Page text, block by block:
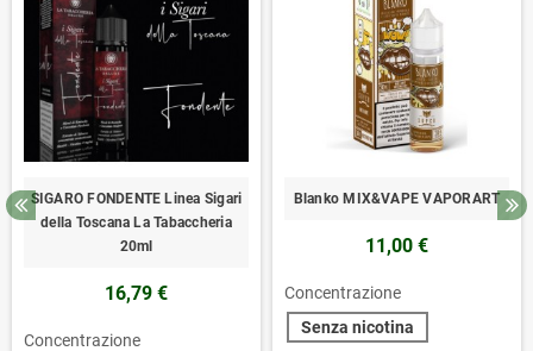
SIGARO FONDENTE Linea Sigari
della Toscana La Tabaccheria
20ml
16,79 €
Concentrazione
Blanko MIX&VAPE VAPORART
11,00 €
Concentrazione
Senza nicotina